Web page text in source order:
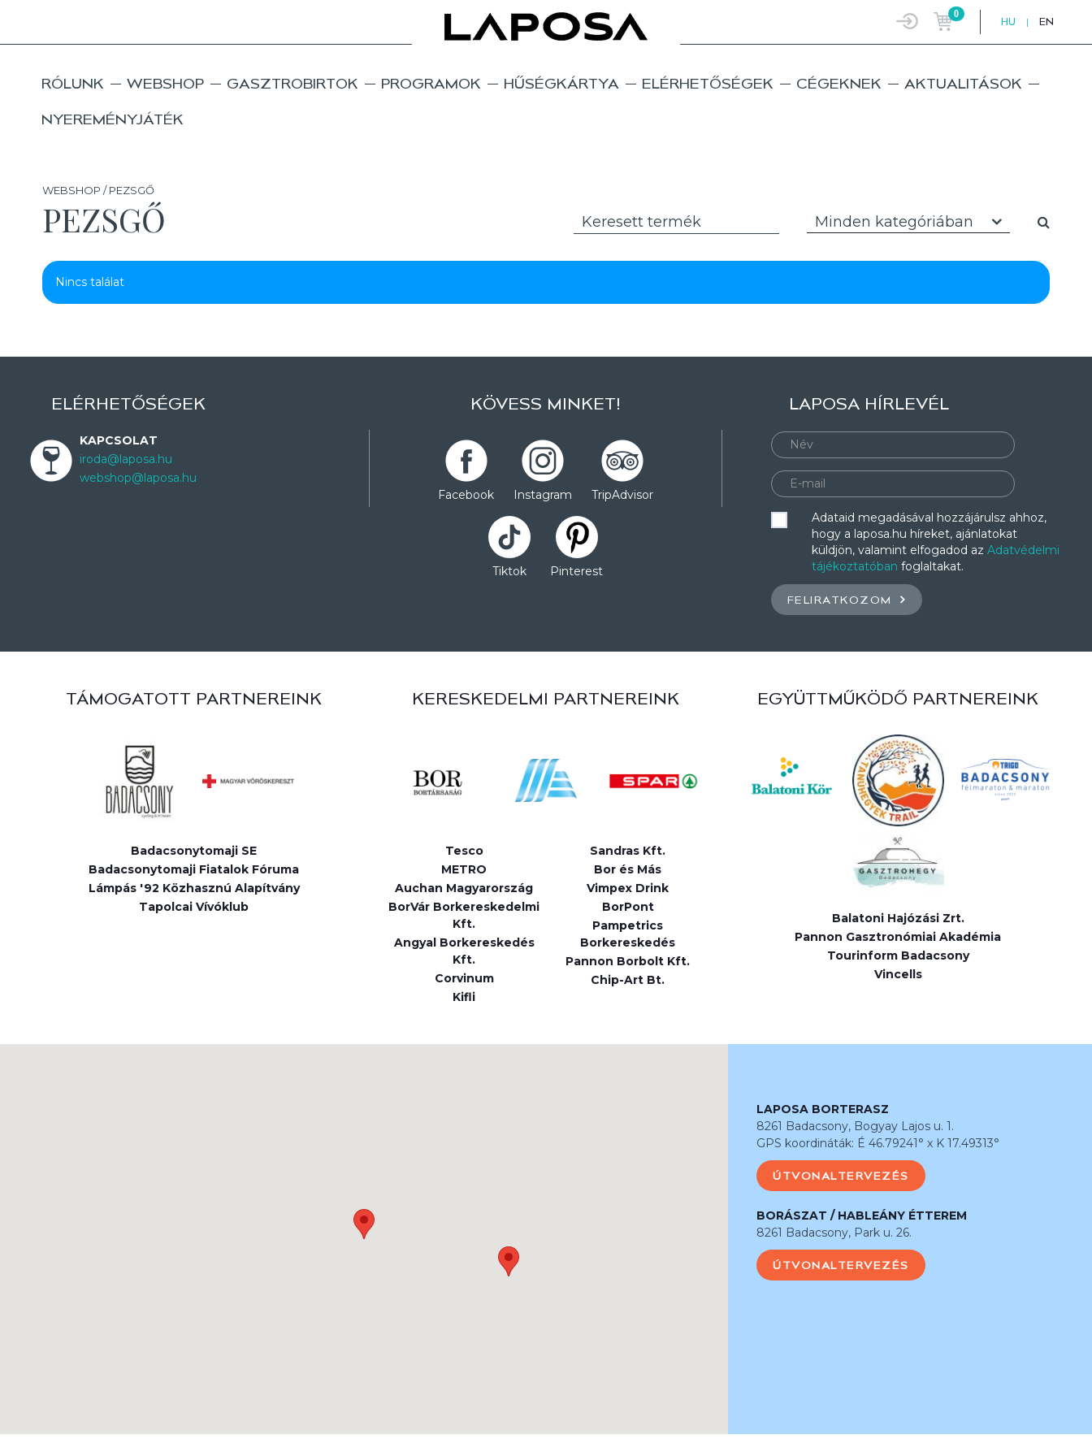
0
HU | EN
RÓLUNK WEBSHOP GASZTROBIRTOK PROGRAMOK HŰSÉGKÁRTYA ELÉRHETŐSÉGEK CÉGEKNEK AKTUALITÁSOK
NYEREMÉNYJÁTÉK
WEBSHOP / PEZSGŐ
PEZSGŐ Minden kategóriában
Nincs találat
ELÉRHETŐSÉGEK
KAPCSOLAT
iroda@laposa.hu
webshop@laposa.hu
KÖVESS MINKET!
Facebook Instagram TripAdvisor
Tiktok Pinterest
LAPOSA HÍRLEVÉL
Adataid megadásával hozzájárulsz ahhoz,
hogy a laposa.hu híreket, ajánlatokat
küldjön, valamint elfogadod az Adatvédelmi
tájékoztatóban foglaltakat.
FELIRATKOZOM
TÁMOGATOTT PARTNEREINK
Badacsonytomaji SE
Badacsonytomaji Fiatalok Fóruma
Lámpás '92 Közhasznú Alapítvány
Tapolcai Vívóklub
KERESKEDELMI PARTNEREINK
Tesco
METRO
Auchan Magyarország
BorVár Borkereskedelmi
Kft.
Angyal Borkereskedés
Kft.
Corvinum
Kifli
Sandras Kft.
Bor és Más
Vimpex Drink
BorPont
Pampetrics
Borkereskedés
Pannon Borbolt Kft.
Chip-Art Bt.
EGYÜTTMŰKÖDŐ PARTNEREINK
Balatoni Hajózási Zrt.
Pannon Gasztronómiai Akadémia
Tourinform Badacsony
Vincells
LAPOSA BORTERASZ
8261 Badacsony, Bogyay Lajos u. 1.
GPS koordináták: É 46.79241° x K 17.49313°
ÚTVONALTERVEZÉS
BORÁSZAT / HABLEÁNY ÉTTEREM
8261 Badacsony, Park u. 26.
ÚTVONALTERVEZÉS